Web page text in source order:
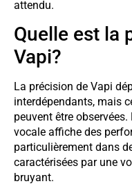
attendu.
Quelle est la
Vapi?
La précision de Vapi
interdépendants, mais
peuvent être
vocale affiche des
particulièrement dans
caractérisées par une
bruyant.